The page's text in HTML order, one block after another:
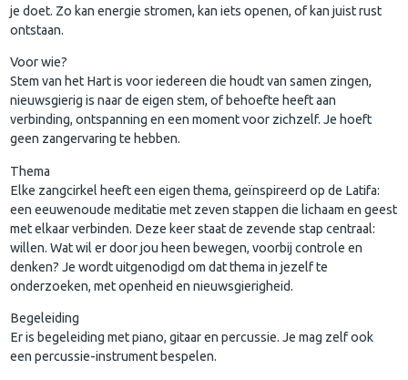
je doet. Zo kan energie stromen, kan iets openen, of kan juist rust
ontstaan.
Voor wie?
Stem van het Hart is voor iedereen die houdt van samen zingen,
nieuwsgierig is naar de eigen stem, of behoefte heeft aan
verbinding, ontspanning en een moment voor zichzelf. Je hoeft
geen zangervaring te hebben.
Thema
Elke zangcirkel heeft een eigen thema, geïnspireerd op de Latifa:
een eeuwenoude meditatie met zeven stappen die lichaam en geest
met elkaar verbinden. Deze keer staat de zevende stap centraal:
willen. Wat wil er door jou heen bewegen, voorbij controle en
denken? Je wordt uitgenodigd om dat thema in jezelf te
onderzoeken, met openheid en nieuwsgierigheid.
Begeleiding
Er is begeleiding met piano, gitaar en percussie. Je mag zelf ook
een percussie-instrument bespelen.